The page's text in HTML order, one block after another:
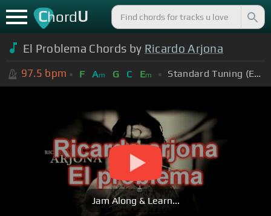
ChordU
El Problema Chords by Ricardo Arjona
97.5 bpm F Am G C Em Standard Tuning (EADGBE)
Jam Along & Learn...